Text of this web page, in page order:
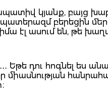
կյանք, բայց
բերեցին
էլ ասում են, թե
Եթե դու հոգնել ես
միասնության